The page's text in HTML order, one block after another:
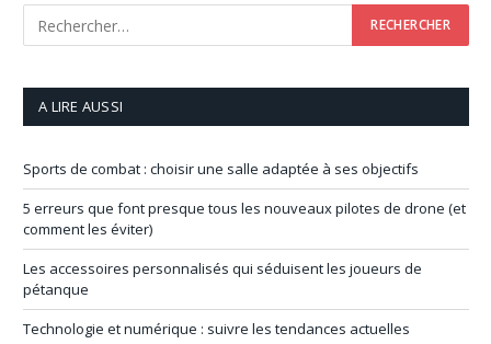
A LIRE AUSSI
Sports de combat : choisir une salle adaptée à ses objectifs
5 erreurs que font presque tous les nouveaux pilotes de drone (et
comment les éviter)
Les accessoires personnalisés qui séduisent les joueurs de
pétanque
Technologie et numérique : suivre les tendances actuelles